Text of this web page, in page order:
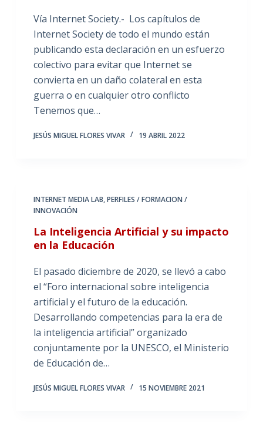
Vía Internet Society.- Los capítulos de
Internet Society de todo el mundo están
publicando esta declaración en un esfuerzo
colectivo para evitar que Internet se
convierta en un daño colateral en esta
guerra o en cualquier otro conflicto
Tenemos que…
JESÚS MIGUEL FLORES VIVAR 19 ABRIL 2022
INTERNET MEDIA LAB,PERFILES / FORMACION /
INNOVACIÓN
La Inteligencia Artificial y su impacto
en la Educación
El pasado diciembre de 2020, se llevó a cabo
el “Foro internacional sobre inteligencia
artificial y el futuro de la educación.
Desarrollando competencias para la era de
la inteligencia artificial” organizado
conjuntamente por la UNESCO, el Ministerio
de Educación de…
JESÚS MIGUEL FLORES VIVAR 15 NOVIEMBRE 2021